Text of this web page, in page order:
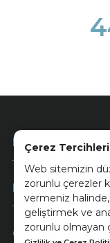
Çerez Tercihleri
Web sitemizin
zorunlu çerezler
vermeniz halinde,
geliştirmek ve
zorunlu olmayan
Kurumsal
Müşteri
Ödeme